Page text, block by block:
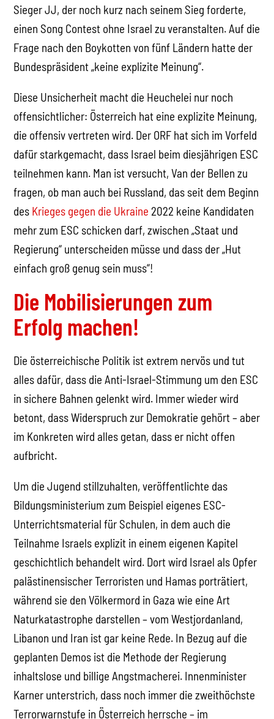
Sieger JJ, der noch kurz nach seinem Sieg forderte,
einen Song Contest ohne Israel zu veranstalten. Auf die
Frage nach den Boykotten von fünf Ländern hatte der
Bundespräsident „keine explizite Meinung“.
Diese Unsicherheit macht die Heuchelei nur noch
offensichtlicher: Österreich hat eine explizite Meinung,
die offensiv vertreten wird. Der ORF hat sich im Vorfeld
dafür starkgemacht, dass Israel beim diesjährigen ESC
teilnehmen kann. Man ist versucht, Van der Bellen zu
fragen, ob man auch bei Russland, das seit dem Beginn
des Krieges gegen die Ukraine 2022 keine Kandidaten
mehr zum ESC schicken darf, zwischen „Staat und
Regierung“ unterscheiden müsse und dass der „Hut
einfach groß genug sein muss“!
Die Mobilisierungen zum
Erfolg machen!
Die österreichische Politik ist extrem nervös und tut
alles dafür, dass die Anti-Israel-Stimmung um den ESC
in sichere Bahnen gelenkt wird. Immer wieder wird
betont, dass Widerspruch zur Demokratie gehört – aber
im Konkreten wird alles getan, dass er nicht offen
aufbricht.
Um die Jugend stillzuhalten, veröffentlichte das
Bildungsministerium zum Beispiel eigenes ESC-
Unterrichtsmaterial für Schulen, in dem auch die
Teilnahme Israels explizit in einem eigenen Kapitel
geschichtlich behandelt wird. Dort wird Israel als Opfer
palästinensischer Terroristen und Hamas porträtiert,
während sie den Völkermord in Gaza wie eine Art
Naturkatastrophe darstellen – vom Westjordanland,
Libanon und Iran ist gar keine Rede. In Bezug auf die
geplanten Demos ist die Methode der Regierung
inhaltslose und billige Angstmacherei. Innenminister
Karner unterstrich, dass noch immer die zweithöchste
Terrorwarnstufe in Österreich herrsche – im